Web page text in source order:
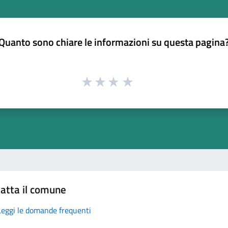
sono chiare le informazioni su questa
il comune
le domande frequenti